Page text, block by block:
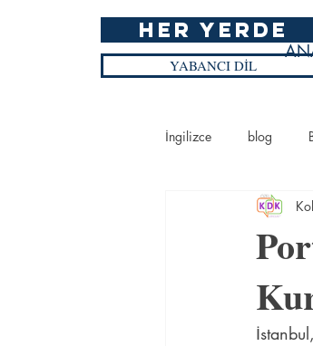
HER YERDE
YABANCI DİL
İngilizce blog
Ücretsiz